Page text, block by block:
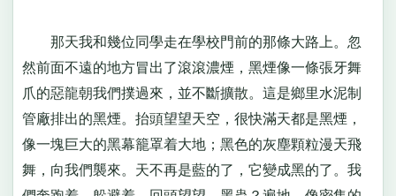
那天我和幾位同學走在學校門前的那條大路上。忽
然前面不遠的地方冒出了滾滾濃煙，黑煙像一條張牙舞
爪的惡龍朝我們撲過來，並不斷擴散。這是鄉里水泥制
管廠排出的黑煙。抬頭望望天空，很快滿天都是黑煙，
像一塊巨大的黑幕籠罩着大地；黑色的灰塵顆粒漫天飛
舞，向我們襲來。天不再是藍的了，它變成黑的了。我